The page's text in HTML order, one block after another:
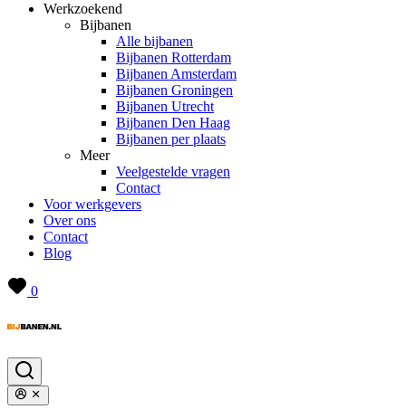
Werkzoekend
Bijbanen
Alle bijbanen
Bijbanen Rotterdam
Bijbanen Amsterdam
Bijbanen Groningen
Bijbanen Utrecht
Bijbanen Den Haag
Bijbanen per plaats
Meer
Veelgestelde vragen
Contact
Voor werkgevers
Over ons
Contact
Blog
0